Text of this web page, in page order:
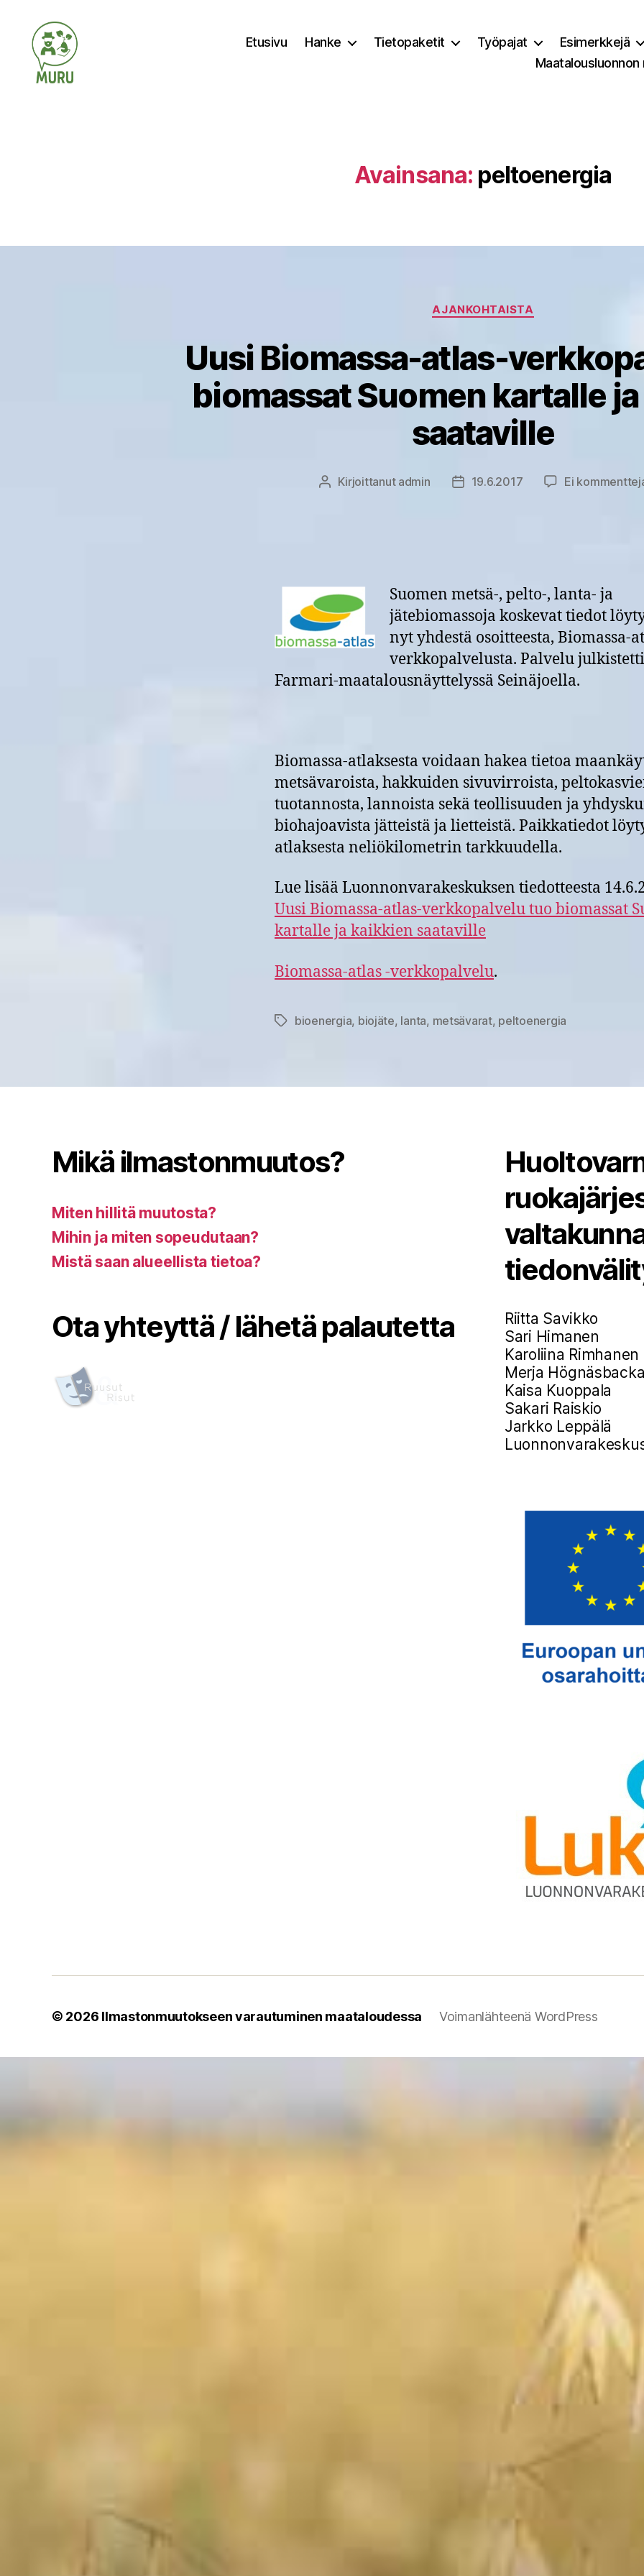
Etusivu Hanke Tietopaketit Työpajat
Esimerkkejä
Avainsana: peltoenergia
Kategoriat
AJANKOHTAISTA
Uusi Biomassa-atlas-
biomassat Suomen kartalle
saataville
Kirjoittaja
Kirjoittanut admin Julkaisupäivämäärä
19.6.2017 Ei
Suomen metsä-, pelto-, lanta- ja
jätebiomassoja koskevat tiedot
nyt yhdestä osoitteesta, Biomassa-
verkkopalvelusta. Palvelu
Farmari-maatalousnäyttelyssä Seinäjoella.
Biomassa-atlaksesta voidaan hakea tietoa
metsävaroista, hakkuiden sivuvirroista,
tuotannosta, lannoista sekä teollisuuden ja
biohajoavista jätteistä ja lietteistä. Paikkatiedot
atlaksesta neliökilometrin tarkkuudella.
Lue lisää Luonnonvarakeskuksen tiedotteesta
Uusi Biomassa-atlas-verkkopalvelu tuo biomassat
kartalle ja kaikkien saataville
Biomassa-atlas -verkkopalvelu.
Avainsanat
bioenergia, biojäte, lanta, metsävarat, peltoenergia
Mikä ilmastonmuutos?
Miten hillitä muutosta?
Mihin ja miten sopeudutaan?
Mistä saan alueellista tietoa?
Ota yhteyttä / lähetä palautetta
Riitta Savikko
Sari Himanen
Karoliina Rimhanen
Merja
Kaisa Kuoppala
Sakari Raiskio
Jarkko Leppälä
© 2026 Ilmastonmuutokseen varautuminen maataloudessa Voimanlähteenä WordPress